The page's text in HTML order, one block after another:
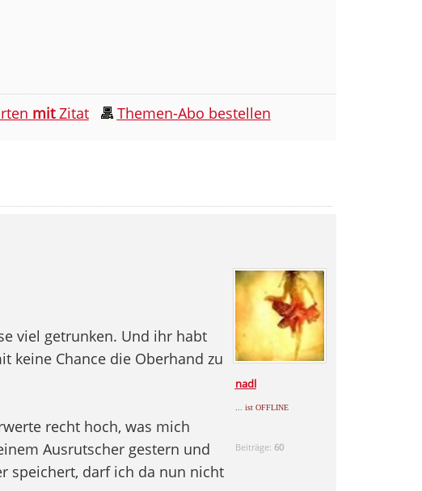
mitZitat Themen-Abo bestellen
nadl
... ist OFFLINE
Beiträge: 60
viel getrunken. Und ihr habt
keine Chance die Oberhand zu
recht hoch, was mich
Ausrutscher gestern und
speichert, darf ich da nun nicht